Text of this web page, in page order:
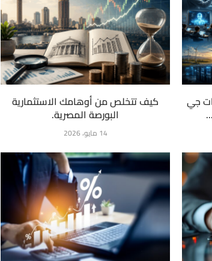
كيف تتخلص من أوهامك الاستثمارية
البورصة المصرية.
14 مايو، 2026
جي